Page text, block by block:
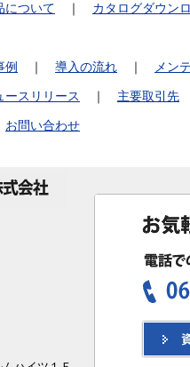
について ｜ カタログダウン
例 ｜ 導入の流れ ｜ メン
ースリリース ｜ 主要取引先
お問い合わせ